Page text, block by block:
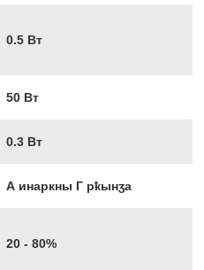
0.5 Вт
50 Вт
0.3 Вт
А инаркны Г рҟынӡа
20 - 80%